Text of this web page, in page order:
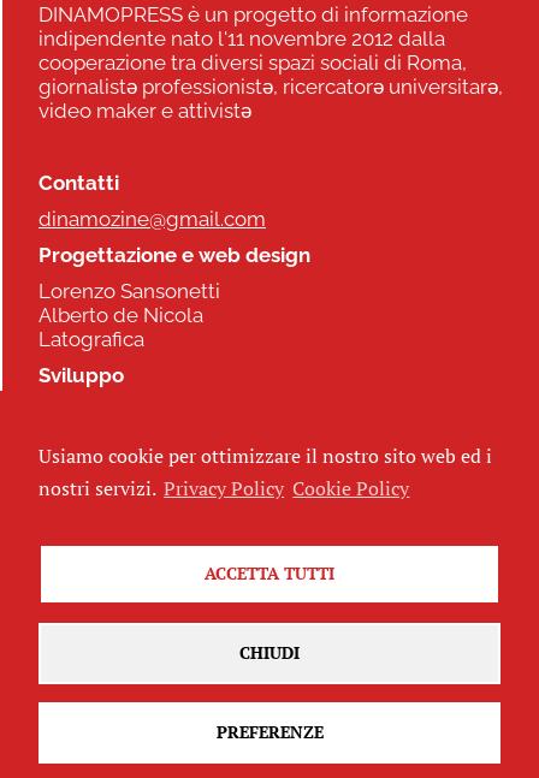
DINAMOPRESS è un progetto di informazione
indipendente nato l'11 novembre 2012 dalla
cooperazione tra diversi spazi sociali di Roma,
giornalistə professionistə, ricercatorə universitarə,
video maker e attivistə
Contatti
dinamozine@gmail.com
Progettazione e web design
Lorenzo Sansonetti
Alberto de Nicola
Latografica
Sviluppo
Seguici
Attribuzione - Non commerciale - Non opere derivate 2.5 Italia
Usiamo cookie per ottimizzare il nostro sito web ed i
nostri servizi. Privacy Policy Cookie Policy
ACCETTA TUTTI
CHIUDI
PREFERENZE